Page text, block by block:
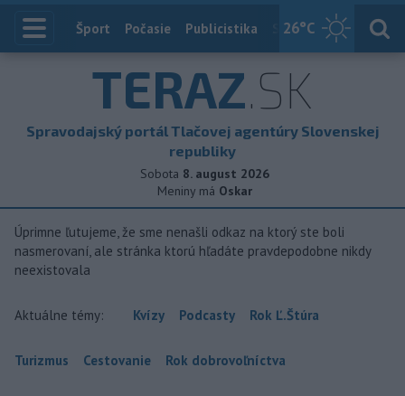
26°C
Index
Šport Počasie Publicistika Slovensko
TERAZ.SK
Spravodajský portál Tlačovej agentúry Slovenskej
republiky
Sobota 8. august 2026
Meniny má Oskar
Úprimne ľutujeme, že sme nenašli odkaz na ktorý ste boli
nasmerovaní, ale stránka ktorú hľadáte pravdepodobne nikdy
neexistovala
Aktuálne témy: Kvízy Podcasty Rok Ľ.Štúra
Turizmus Cestovanie Rok dobrovoľníctva